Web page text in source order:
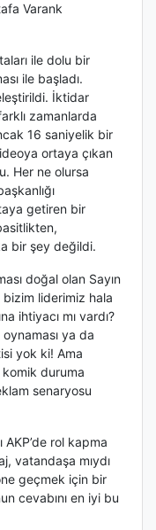
Varank
ile dolu bir
ile başladı.
İktidar
zamanlarda
16 saniyelik bir
ortaya çıkan
Her ne olursa
getiren bir
bir şey değildi.
doğal olan Sayın
bizim liderimiz hala
ihtiyacı mı vardı?
ya da
yok ki! Ama
duruma
senaryosu
rol kapma
vatandaşa mıydı
geçmek için bir
cevabını en iyi bu